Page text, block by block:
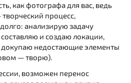
как фотографа для вас, ведь
процесс,
анализирую задачу
и создаю локации,
недостающие элементы
— творю).
возможен перенос